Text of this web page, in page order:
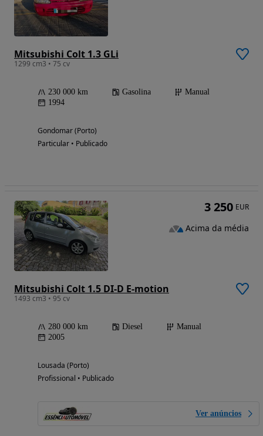
Mitsubishi Colt 1.3 GLi
1299 cm3 • 75 cv
230 000 km Gasolina
Manual
1994
Gondomar (Porto)
Particular • Publicado
Mitsubishi Colt 1.5 DI-D E-motion
1493 cm3 • 95 cv
280 000 km Diesel
Manual
2005
Lousada (Porto)
Profissional • Publicado
Ver anúncios
3 250 EUR
Acima da média